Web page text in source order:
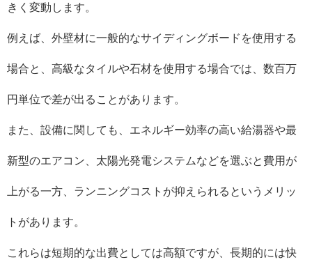
きく変動します。
例えば、外壁材に一般的なサイディングボードを使用する
場合と、高級なタイルや石材を使用する場合では、数百万
円単位で差が出ることがあります。
また、設備に関しても、エネルギー効率の高い給湯器や最
新型のエアコン、太陽光発電システムなどを選ぶと費用が
上がる一方、ランニングコストが抑えられるというメリッ
トがあります。
これらは短期的な出費としては高額ですが、長期的には快